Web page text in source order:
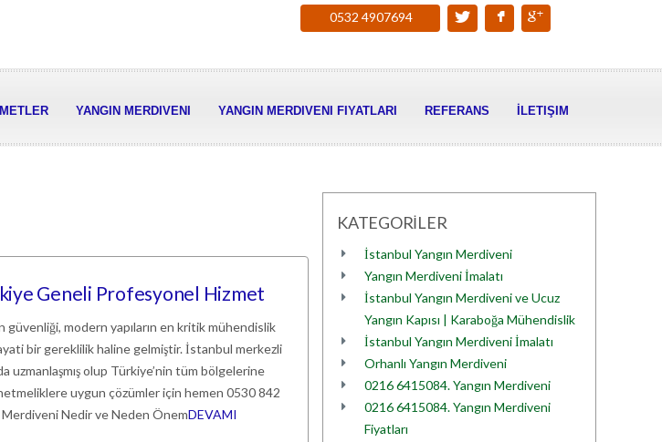
0532 4907694
YANGIN MERDIVENI YANGIN MERDIVENI FIYATLARI REFERANS İLETIŞIM
Geneli Profesyonel Hizmet
güvenliği, modern yapıların en kritik mühendislik
bir gereklilik haline gelmiştir. İstanbul merkezli
uzmanlaşmış olup Türkiye’nin tüm bölgelerine
uygun çözümler için hemen 0530 842
Merdiveni Nedir ve Neden ÖnemDEVAMI
KATEGORİLER
İstanbul Yangın Merdiveni
Yangın Merdiveni İmalatı
İstanbul Yangın Merdiveni ve Ucuz
Yangın Kapısı | Karaboğa Mühendislik
İstanbul Yangın Merdiveni İmalatı
Orhanlı Yangın Merdiveni
0216 6415084. Yangın Merdiveni
0216 6415084. Yangın Merdiveni
Fiyatları